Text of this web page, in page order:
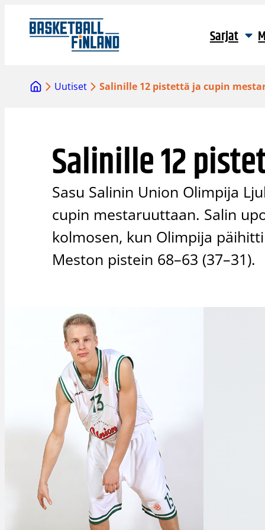
sisältöön
Sarjat
Uutiset Salinille 12 pistettä ja cupin
Salinille 12
Sasu Salinin Union Olimpija
cupin mestaruuttaan. Salin
kolmosen, kun Olimpija
Meston pistein 68–63 (37–31).